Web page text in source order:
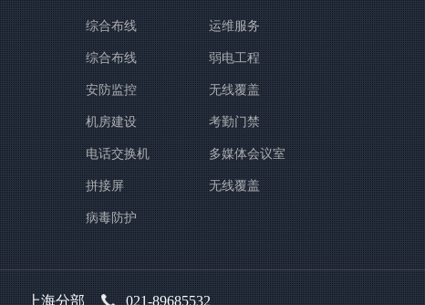
综合布线 运维服务
综合布线 弱电工程
安防监控 无线覆盖
机房建设 考勤门禁
电话交换机 多媒体会议室
拼接屏 无线覆盖
病毒防护
上海分部 021-89685532